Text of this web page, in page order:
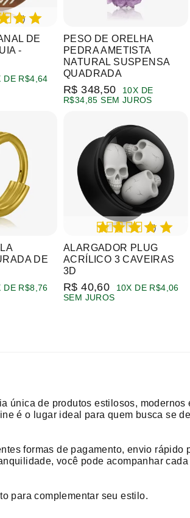
DE
-
(2)
DE R$4,64
PESO DE ORELHA
PEDRA AMETISTA
NATURAL SUSPENSA
QUADRADA
R$ 348,50
10X DE
R$34,85 SEM JUROS
DE
DE R$8,76
ALARGADOR PLUG
ACRÍLICO 3 CAVEIRAS
3D
(3)
R$ 40,60
10X DE R$4,06
SEM JUROS
única de produtos estilosos, modernos
é o lugar ideal para quem busca se
formas de pagamento, envio rápido
você pode acompanhar
para complementar seu estilo.